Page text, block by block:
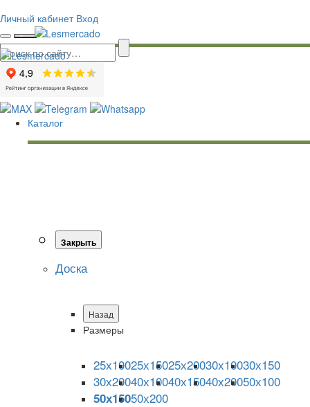
Личный кабинет Вход
Каталог
Закрыть
Доска
Назад
Размеры
25х10025х15025х20030х10030х150
30х20040х10040х15040х20050х100
50х15050х200